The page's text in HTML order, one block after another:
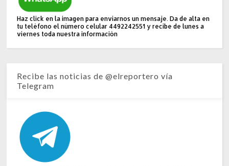
Haz click en la imagen para enviarnos un mensaje. Da de alta en
tu teléfono el número celular 4492242551 y recibe de lunes a
viernes toda nuestra información
Recibe las noticias de @elreportero vía
Telegram